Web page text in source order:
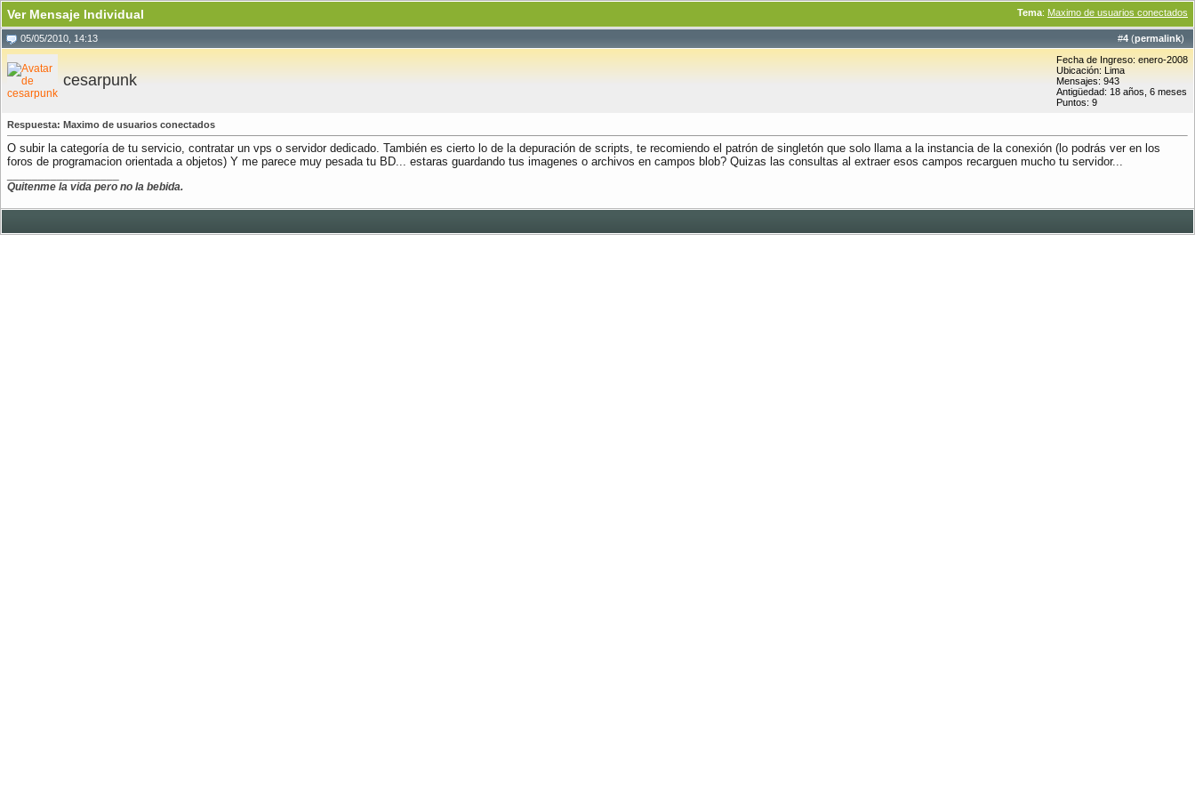
Tema: Maximo de usuarios conectados
Ver Mensaje Individual
#4 (permalink)
05/05/2010, 14:13
cesarpunk
Fecha de Ingreso: enero-2008
Ubicación: Lima
Mensajes: 943
Antigüedad: 18 años, 6 meses
Puntos: 9
Respuesta: Maximo de usuarios conectados
O subir la categoría de tu servicio, contratar un vps o servidor dedicado. También es cierto lo de la depuración de scripts, te recomiendo el patrón de singletón que solo llama a la instancia de la conexión (lo podrás ver en los
foros de programacion orientada a objetos) Y me parece muy pesada tu BD... estaras guardando tus imagenes o archivos en campos blob? Quizas las consultas al extraer esos campos recarguen mucho tu servidor...
Quitenme la vida pero no la bebida.